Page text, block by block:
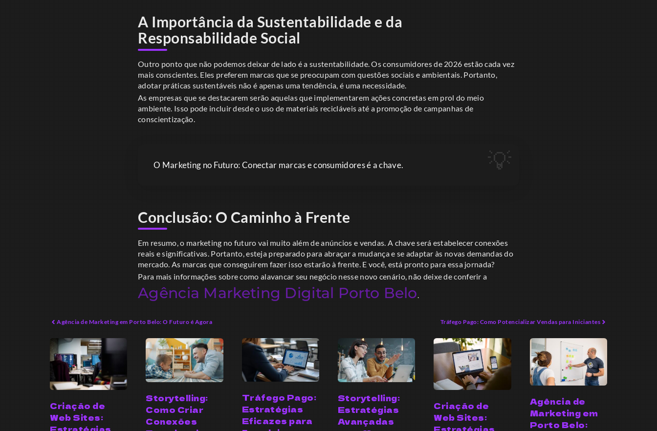
A Importância da Sustentabilidade e da
Responsabilidade Social
Outro ponto que não podemos deixar de lado é a sustentabilidade. Os consumidores de 2026 estão cada vez
mais conscientes. Eles preferem marcas que se preocupam com questões sociais e ambientais. Portanto,
adotar práticas sustentáveis não é apenas uma tendência, é uma necessidade.
As empresas que se destacarem serão aquelas que implementarem ações concretas em prol do meio
ambiente. Isso pode incluir desde o uso de materiais recicláveis até a promoção de campanhas de
conscientização.
O Marketing no Futuro: Conectar marcas e consumidores é a chave.
Conclusão: O Caminho à Frente
Em resumo, o marketing no futuro vai muito além de anúncios e vendas. A chave será estabelecer conexões
reais e significativas. Portanto, esteja preparado para abraçar a mudança e se adaptar às novas demandas do
mercado. As marcas que conseguirem fazer isso estarão à frente. E você, está pronto para essa jornada?
Para mais informações sobre como alavancar seu negócio nesse novo cenário, não deixe de conferir a
Agência Marketing Digital Porto Belo.
Agência de Marketing em Porto Belo: O Futuro é Agora Tráfego Pago: Como Potencializar Vendas para Iniciantes
Criação de
Web Sites:
Storytelling:
Como Criar
Conexões
Tráfego Pago:
Estratégias
Eficazes para
Storytelling:
Estratégias
Avançadas
Criação de
Web Sites:
Agência de
Marketing em
Porto Belo: